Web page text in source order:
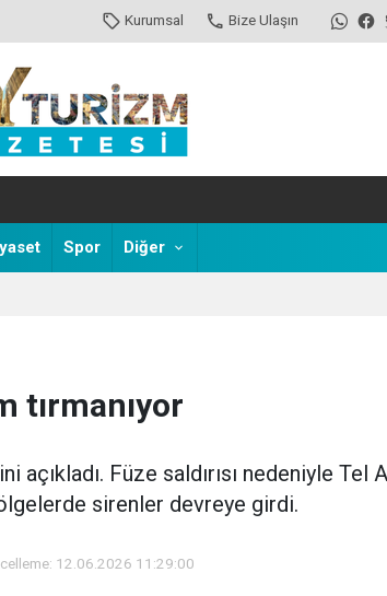
Kurumsal Bize Ulaşın
Spor Diğer
tırmanıyor
Füze saldırısı nedeniyle Tel
sirenler devreye girdi.
12.06.2026 11:29:00